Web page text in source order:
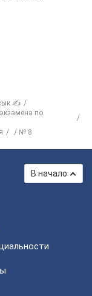
✍
по
№ 8
В начало